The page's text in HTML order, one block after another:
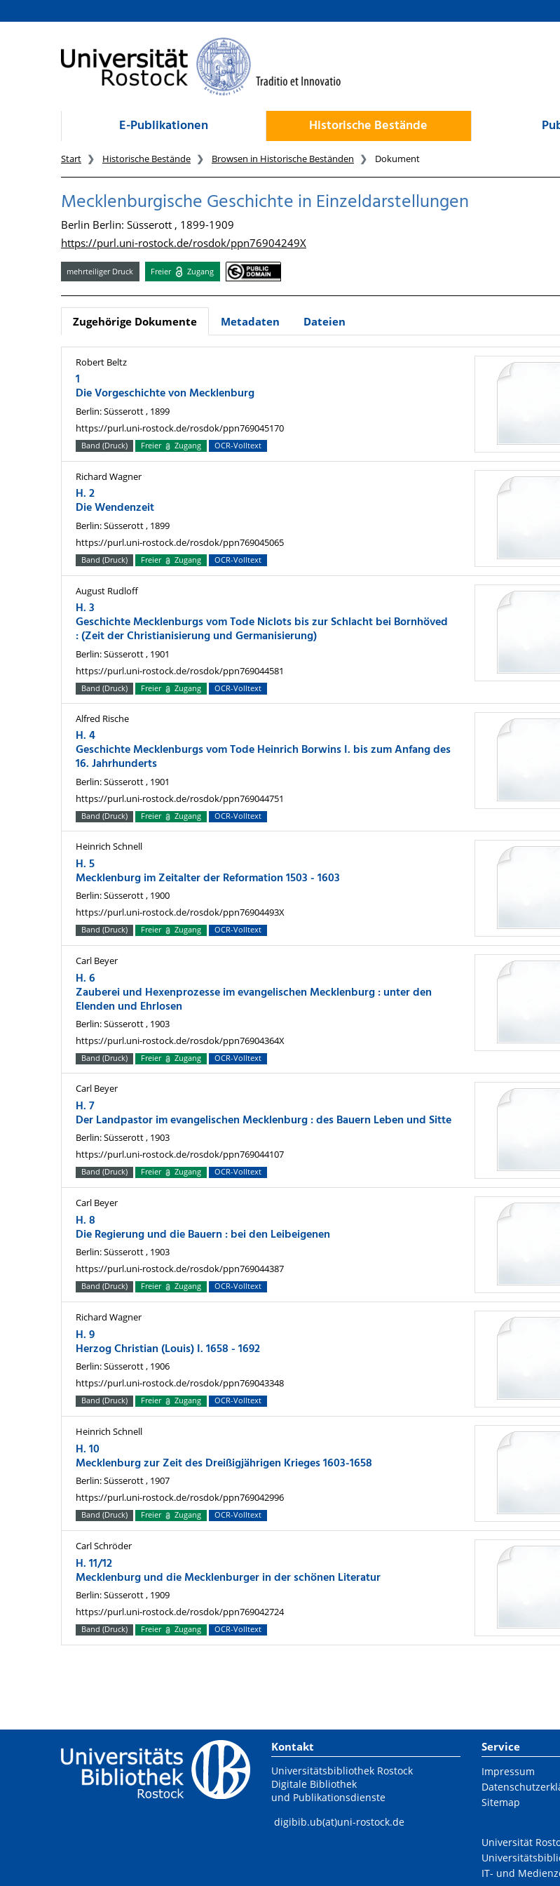
zum Inhalt
E-Publikationen Historische Bestände
Start Historische Bestände Browsen in Historische Beständen Dokument
Mecklenburgische Geschichte in Einzeldarstellungen
Berlin Berlin: Süsserott , 1899-1909
https://purl.uni-rostock.de/rosdok/ppn76904249X
mehrteiliger Druck Freier Zugang
Zugehörige Dokumente Metadaten Dateien
Robert Beltz
1
Die Vorgeschichte von Mecklenburg
Berlin: Süsserott , 1899
https://purl.uni-rostock.de/rosdok/ppn769045170
Band (Druck) Freier Zugang OCR-Volltext
Richard Wagner
H. 2
Die Wendenzeit
Berlin: Süsserott , 1899
https://purl.uni-rostock.de/rosdok/ppn769045065
Band (Druck) Freier Zugang OCR-Volltext
August Rudloff
H. 3
Geschichte Mecklenburgs vom Tode Niclots bis zur Schlacht bei Bornhöved
: (Zeit der Christianisierung und Germanisierung)
Berlin: Süsserott , 1901
https://purl.uni-rostock.de/rosdok/ppn769044581
Band (Druck) Freier Zugang OCR-Volltext
Alfred Rische
H. 4
Geschichte Mecklenburgs vom Tode Heinrich Borwins I. bis zum Anfang des
16. Jahrhunderts
Berlin: Süsserott , 1901
https://purl.uni-rostock.de/rosdok/ppn769044751
Band (Druck) Freier Zugang OCR-Volltext
Heinrich Schnell
H. 5
Mecklenburg im Zeitalter der Reformation 1503 - 1603
Berlin: Süsserott , 1900
https://purl.uni-rostock.de/rosdok/ppn76904493X
Band (Druck) Freier Zugang OCR-Volltext
Carl Beyer
H. 6
Zauberei und Hexenprozesse im evangelischen Mecklenburg : unter den
Elenden und Ehrlosen
Berlin: Süsserott , 1903
https://purl.uni-rostock.de/rosdok/ppn76904364X
Band (Druck) Freier Zugang OCR-Volltext
Carl Beyer
H. 7
Der Landpastor im evangelischen Mecklenburg : des Bauern Leben und Sitte
Berlin: Süsserott , 1903
https://purl.uni-rostock.de/rosdok/ppn769044107
Band (Druck) Freier Zugang OCR-Volltext
Carl Beyer
H. 8
Die Regierung und die Bauern : bei den Leibeigenen
Berlin: Süsserott , 1903
https://purl.uni-rostock.de/rosdok/ppn769044387
Band (Druck) Freier Zugang OCR-Volltext
Richard Wagner
H. 9
Herzog Christian (Louis) I. 1658 - 1692
Berlin: Süsserott , 1906
https://purl.uni-rostock.de/rosdok/ppn769043348
Band (Druck) Freier Zugang OCR-Volltext
Heinrich Schnell
H. 10
Mecklenburg zur Zeit des Dreißigjährigen Krieges 1603-1658
Berlin: Süsserott , 1907
https://purl.uni-rostock.de/rosdok/ppn769042996
Band (Druck) Freier Zugang OCR-Volltext
Carl Schröder
H. 11/12
Mecklenburg und die Mecklenburger in der schönen Literatur
Berlin: Süsserott , 1909
https://purl.uni-rostock.de/rosdok/ppn769042724
Band (Druck) Freier Zugang OCR-Volltext
Kontakt
Universitätsbibliothek Rostock
Digitale Bibliothek
und Publikationsdienste
digibib.ub(at)uni-rostock.de
Service
Impressum
Sitemap
Universität
IT- und